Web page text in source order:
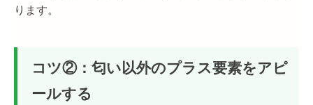
ります。
コツ②：匂い以外のプラス要素をアピ
ールする